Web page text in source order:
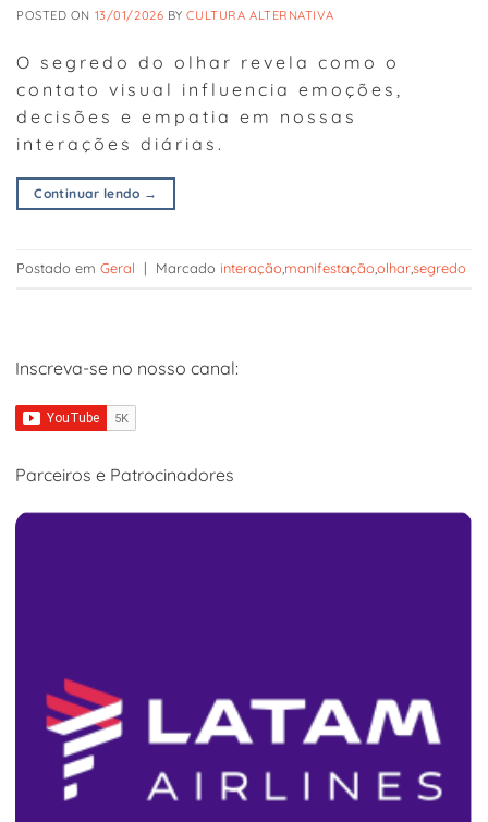
POSTED ON 13/01/2026 BYCULTURA ALTERNATIVA
O segredo do olhar revela como o
contato visual influencia emoções,
decisões e empatia em nossas
interações diárias.
Continuar lendo →
Postado em Geral | Marcado interação manifestaçãoolharsegredo
Inscreva-se no nosso canal:
Parceiros e Patrocinadores